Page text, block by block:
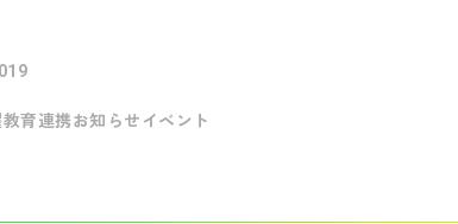
教育連携お知らせ イベント